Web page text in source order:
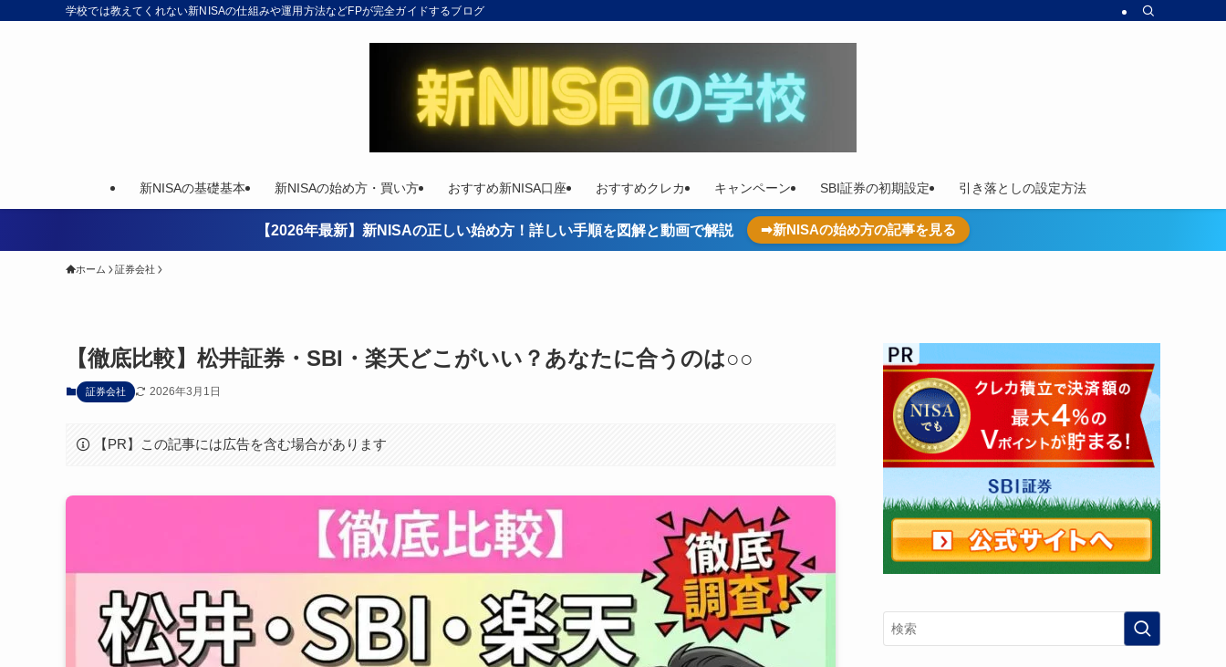
学校では教えてくれない新NISAの仕組みや運用方法などFPが完全ガイドするブログ
新NISAの基礎基本 新NISAの始め方・買い方 おすすめ新NISA口座 おすすめクレカ キャンペーン SBI証券の初期設定 引き落としの設定方法
【2026年最新】新NISAの正しい始め方！詳しい手順を図解と動画で解説 ➡新NISAの始め方の記事を見る
ホーム 証券会社
【徹底比較】松井証券・SBI・楽天どこがいい？あなたに合うのは○○
証券会社 2026年3月1日
【PR】この記事には広告を含む場合があります